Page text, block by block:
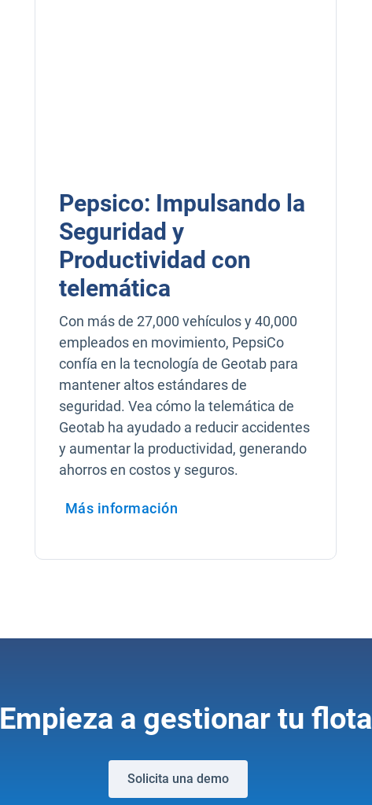
Pepsico: Impulsando la
Seguridad y
Productividad con
telemática
Con más de 27,000 vehículos y 40,000
empleados en movimiento, PepsiCo
confía en la tecnología de Geotab para
mantener altos estándares de
seguridad. Vea cómo la telemática de
Geotab ha ayudado a reducir accidentes
y aumentar la productividad, generando
ahorros en costos y seguros.
Más información
Abrir en una nueva ventana
Empieza a gestionar tu flota
Solicita una demo